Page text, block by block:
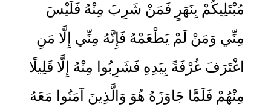
مُبْتَلِيكُمْ بِنَهَرٍ فَمَنْ شَرِبَ مِنْهُ فَلَيْسَ
مِنِّي وَمَنْ لَمْ يَطْعَمْهُ فَإِنَّهُ مِنِّي إِلَّا مَنِ
اغْتَرَفَ غُرْفَةً بِيَدِهِ فَشَرِبُوا مِنْهُ إِلَّا قَلِيلًا
مِنْهُمْ فَلَمَّا جَاوَزَهُ هُوَ وَالَّذِينَ آمَنُوا مَعَهُ